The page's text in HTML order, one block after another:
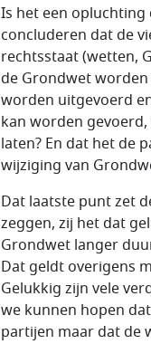
Is het een
concluderen dat de
rechtsstaat (wetten,
de Grondwet
worden uitgevoerd
kan worden
laten? En dat het de
wijziging van
Dat laatste punt zet
zeggen, zij het dat
Grondwet langer
Dat geldt overigens
Gelukkig zijn vele
we kunnen hopen
partijen maar dat de